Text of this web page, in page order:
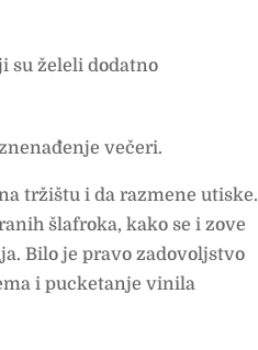
su želeli dodatno
večeri.
tržištu i da razmene utiske.
šlafroka, kako se i zove
Bilo je pravo zadovoljstvo
i pucketanje vinila